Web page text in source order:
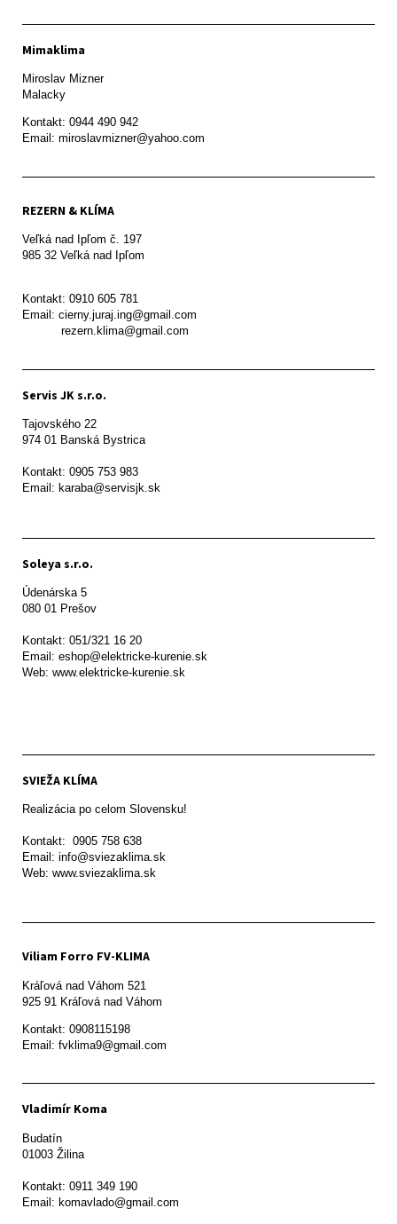
Mimaklima
Miroslav Mizner
Malacky
Kontakt: 0944 490 942
REZERN & KLÍMA
Veľká nad Ipľom č. 197
985 32 Veľká nad Ipľom
Kontakt: 0910 605 781
Email: cierny.juraj.ing@gmail.com
           rezern.klima@gmail.com
Servis JK s.r.o.
Tajovského 22
974 01 Banská Bystrica
Kontakt: 0905 753 983
Email: karaba@servisjk.sk
Soleya s.r.o.
Údenárska 5
080 01 Prešov
Kontakt: 051/321 16 20
Email: eshop@elektricke-kurenie.sk
Web: www.elektricke-kurenie.sk
SVIEŽA KLÍMA
Realizácia po celom Slovensku!
Kontakt:  0905 758 638
Email: info@sviezaklima.sk
Web: www.sviezaklima.sk
Viliam Forro FV-KLIMA
Kráľová nad Váhom 521
Kontakt: 0908115198
Email: fvklima9@gmail.com
Vladimír Koma
Budatín
01003 Žilina
Kontakt: 0911 349 190